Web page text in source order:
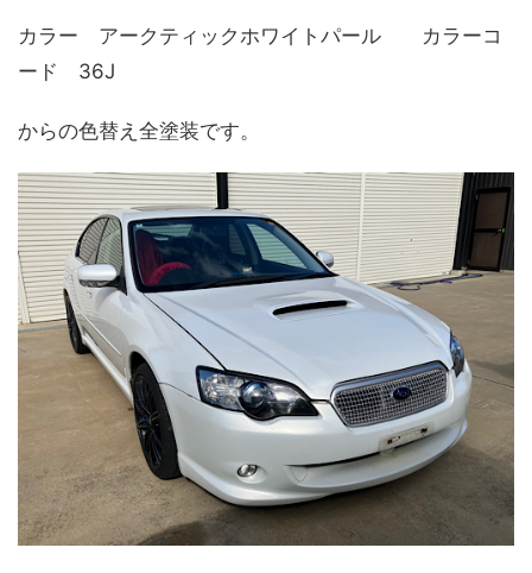
カラー アークティックホワイトパール カラーコ
ード 36J
からの色替え全塗装です。